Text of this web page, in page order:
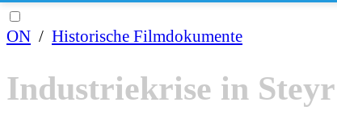
ON / Historische Filmdokumente
Industriekrise in Steyr